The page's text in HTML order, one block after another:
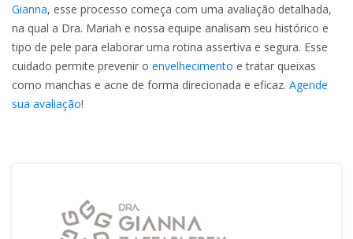
Gianna, esse processo começa com uma avaliação detalhada,
na qual a Dra. Mariah e nossa equipe analisam seu histórico e
tipo de pele para elaborar uma rotina assertiva e segura. Esse
cuidado permite prevenir o envelhecimento e tratar queixas
como manchas e acne de forma direcionada e eficaz. Agende
sua avaliação!